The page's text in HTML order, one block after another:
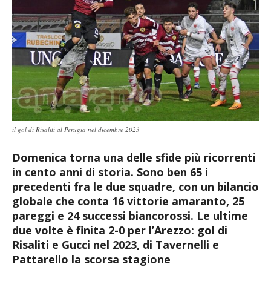
il gol di Risaliti al Perugia nel dicembre 2023
Domenica torna una delle sfide più ricorrenti
in cento anni di storia. Sono ben 65 i
precedenti fra le due squadre, con un bilancio
globale che conta 16 vittorie amaranto, 25
pareggi e 24 successi biancorossi. Le ultime
due volte è finita 2-0 per l’Arezzo: gol di
Risaliti e Gucci nel 2023, di Tavernelli e
Pattarello la scorsa stagione